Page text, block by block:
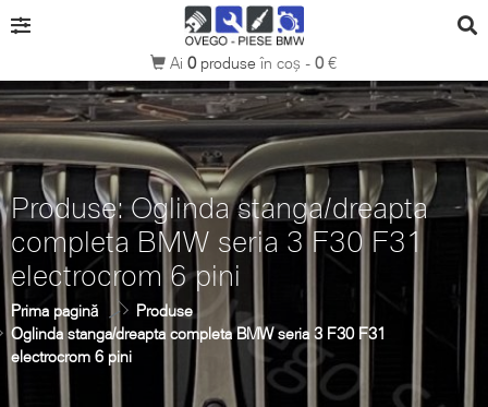
Ai 0produseîn coș - 0€
Produse: Oglinda stanga/dreapta
completa BMW seria 3 F30 F31
electrocrom 6 pini
Prima pagină
Produse
Oglinda stanga/dreapta completa BMW seria 3 F30 F31
electrocrom 6 pini